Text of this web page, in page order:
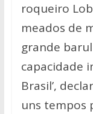
roqueiro
meados de
grande
capacidade
Brasil’,
uns tempos